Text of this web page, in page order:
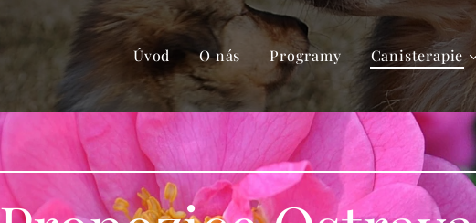
Úvod O nás Programy Canisterapie